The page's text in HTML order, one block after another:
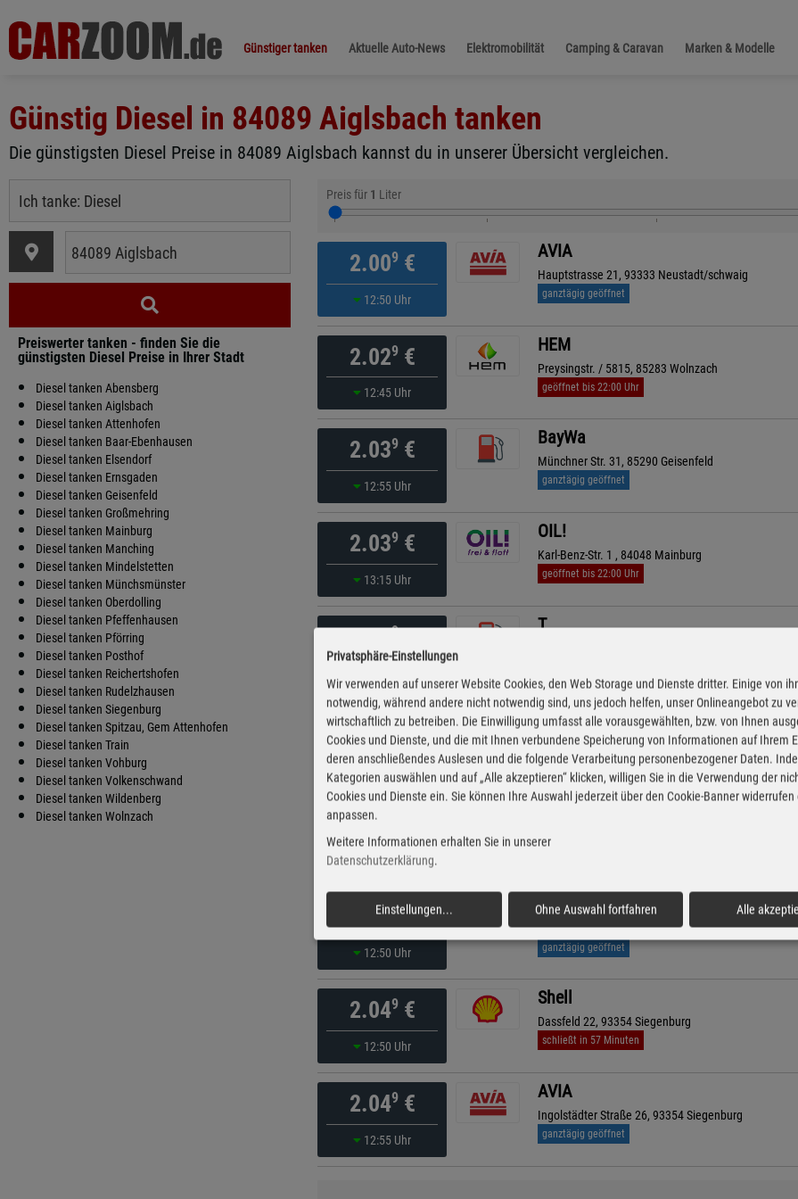
Günstiger tanken Aktuelle Auto-News Elektromobilität Camping & Caravan Marken & Modelle
Günstig Diesel in 84089 Aiglsbach tanken
Die günstigsten Diesel Preise in 84089 Aiglsbach kannst du in unserer Übersicht vergleichen.
Preiswerter tanken - finden Sie die
günstigsten Diesel Preise in Ihrer Stadt
Diesel tanken Abensberg
Diesel tanken Aiglsbach
Diesel tanken Attenhofen
Diesel tanken Baar-Ebenhausen
Diesel tanken Elsendorf
Diesel tanken Ernsgaden
Diesel tanken Geisenfeld
Diesel tanken Großmehring
Diesel tanken Mainburg
Diesel tanken Manching
Diesel tanken Mindelstetten
Diesel tanken Münchsmünster
Diesel tanken Oberdolling
Diesel tanken Pfeffenhausen
Diesel tanken Pförring
Diesel tanken Posthof
Diesel tanken Reichertshofen
Diesel tanken Rudelzhausen
Diesel tanken Siegenburg
Diesel tanken Spitzau, Gem Attenhofen
Diesel tanken Train
Diesel tanken Vohburg
Diesel tanken Volkenschwand
Diesel tanken Wildenberg
Diesel tanken Wolnzach
Preis für 1 Liter
2.009€
12:50 Uhr
AVIA
Hauptstrasse 21, 93333 Neustadt/schwaig
ganztägig geöffnet
2.029€
12:45 Uhr
HEM
Preysingstr. / 5815, 85283 Wolnzach
geöffnet bis 22:00 Uhr
2.039€
12:55 Uhr
BayWa
Münchner Str. 31, 85290 Geisenfeld
ganztägig geöffnet
2.039€
13:15 Uhr
OIL!
Karl-Benz-Str. 1 , 84048 Mainburg
geöffnet bis 22:00 Uhr
2.039€ T
2.049€
12:50 Uhr
AVIA
Regensburger Str. 64, 84048 Mainburg
geöffnet bis 22:00 Uhr kürzeste Anfahrt
2.04
16:10 Uhr
ARAL
2.049€
12:50 Uhr
Shell
Hoefartsmühlstr. 2, 85088 Rockolding
ganztägig geöffnet
2.049€
12:50 Uhr
Shell
Dassfeld 22, 93354 Siegenburg
schließt in 57 Minuten
2.049€
12:55 Uhr
AVIA
Ingolstädter Straße 26, 93354 Siegenburg
ganztägig geöffnet
Privatsphäre-Einstellungen
Wir verwenden auf unserer Website Cookies, den Web Storage und Dienste dritter. Einige von
notwendig, während andere nicht notwendig sind, uns jedoch helfen, unser Onlineangebot zu
wirtschaftlich zu betreiben. Die Einwilligung umfasst alle vorausgewählten, bzw. von Ihnen
Cookies und Dienste, und die mit Ihnen verbundene Speicherung von Informationen auf Ihrem
deren anschließendes Auslesen und die folgende Verarbeitung personenbezogener Daten.
Kategorien auswählen und auf „Alle akzeptieren“ klicken, willigen Sie in die Verwendung der
Cookies und Dienste ein. Sie können Ihre Auswahl jederzeit über den Cookie-Banner widerrufen
anpassen.
Weitere Informationen erhalten Sie in unserer
Datenschutzerklärung.
Einstellungen... Ohne Auswahl fortfahren Alle